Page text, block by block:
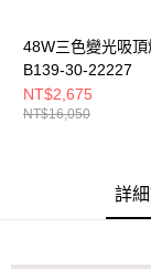
時審查核予不同之上
５．嚴禁一人註冊多
恩沛科技股份有限
48W三色變光吸頂
B139-30-22227
NT$2,675
NT$16,050
詳